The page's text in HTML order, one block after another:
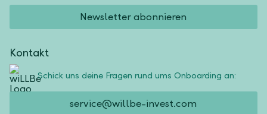
Newsletter abonnieren
Kontakt
Schick uns deine Fragen rund ums Onboarding an:
service@willbe-invest.com